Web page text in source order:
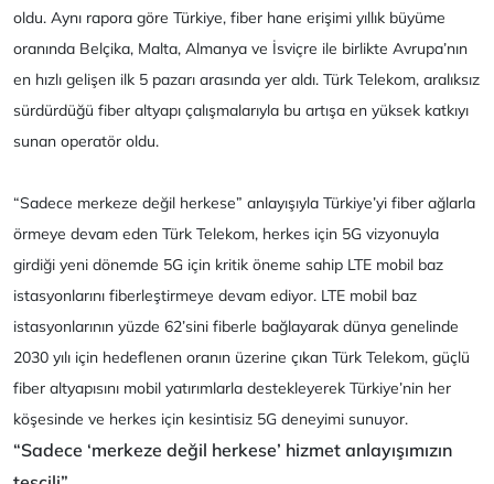
oldu. Aynı rapora göre Türkiye, fiber hane erişimi yıllık büyüme
oranında Belçika, Malta, Almanya ve İsviçre ile birlikte Avrupa’nın
en hızlı gelişen ilk 5 pazarı arasında yer aldı. Türk Telekom, aralıksız
sürdürdüğü fiber altyapı çalışmalarıyla bu artışa en yüksek katkıyı
sunan operatör oldu.
“Sadece merkeze değil herkese” anlayışıyla Türkiye’yi fiber ağlarla
örmeye devam eden Türk Telekom, herkes için 5G vizyonuyla
girdiği yeni dönemde 5G için kritik öneme sahip LTE mobil baz
istasyonlarını fiberleştirmeye devam ediyor. LTE mobil baz
istasyonlarının yüzde 62’sini fiberle bağlayarak dünya genelinde
2030 yılı için hedeflenen oranın üzerine çıkan Türk Telekom, güçlü
fiber altyapısını mobil yatırımlarla destekleyerek Türkiye’nin her
köşesinde ve herkes için kesintisiz 5G deneyimi sunuyor.
“Sadece ‘merkeze değil herkese’ hizmet anlayışımızın